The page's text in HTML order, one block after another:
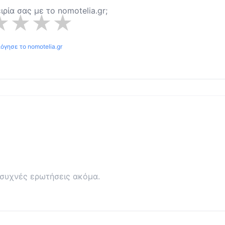
σας με το nomotelia.gr;
★★★
το nomotelia.gr
ερωτήσεις ακόμα.